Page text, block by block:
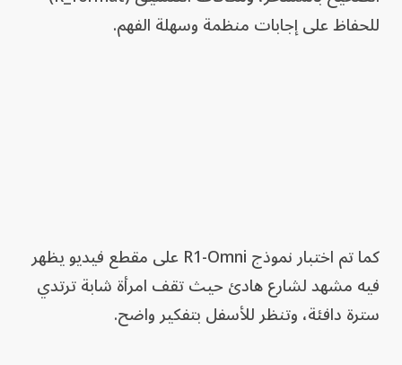
للحفاظ على إجابات منظمة وسهلة الفهم.
كما تم اختبار نموذج R1-Omni على مقطع فيديو يظهر
فيه مشهد لشارع هادئ حيث تقف امرأة شابة ترتدي
سترة دافئة، وتنظر للأسفل بتفكير واضح.